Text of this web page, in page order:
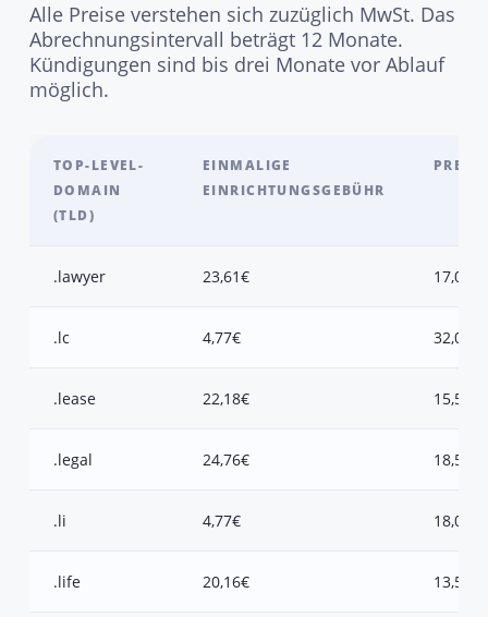
Alle Preise verstehen sich zuzüglich MwSt. Das
Abrechnungsintervall beträgt 12 Monate.
Kündigungen sind bis drei Monate vor Ablauf
möglich.
TOP-LEVEL-
DOMAIN
(TLD)
EINMALIGE
EINRICHTUNGSGEBÜHR
PREIS
.lawyer 23,61€ 17,00€
.lc 4,77€ 32,00€
.lease 22,18€ 15,50€
.legal 24,76€ 18,50€
.li 4,77€ 18,00€
.life 20,16€ 13,50€